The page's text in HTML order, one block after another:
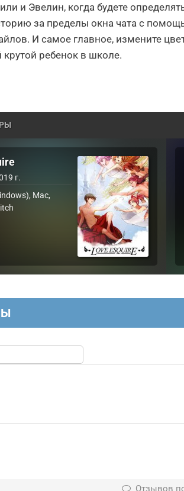
и Эвелин, когда будете
за пределы окна чата с
И самое главное, измените
ребенок в школе.
г.
Mac,
Отзывов